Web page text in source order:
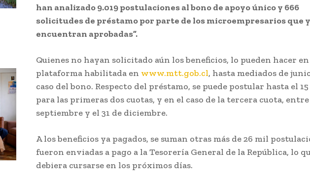
han analizado 9.019 postulaciones al bono de apoyo único y 666
solicitudes de préstamo por parte de los microempresarios que
encuentran aprobadas”.
Quienes no hayan solicitado aún los beneficios, lo pueden hacer
plataforma habilitada en www.mtt.gob.cl, hasta mediados de
caso del bono. Respecto del préstamo, se puede postular hasta el
para las primeras dos cuotas, y en el caso de la tercera cuota, entre
septiembre y el 31 de diciembre.
A los beneficios ya pagados, se suman otras más de 26 mil
fueron enviadas a pago a la Tesorería General de la República, lo
debiera cursarse en los próximos días.